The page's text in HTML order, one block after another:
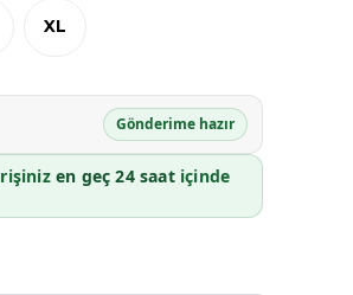
XL
Gönderime hazır
en geç 24 saatiçinde